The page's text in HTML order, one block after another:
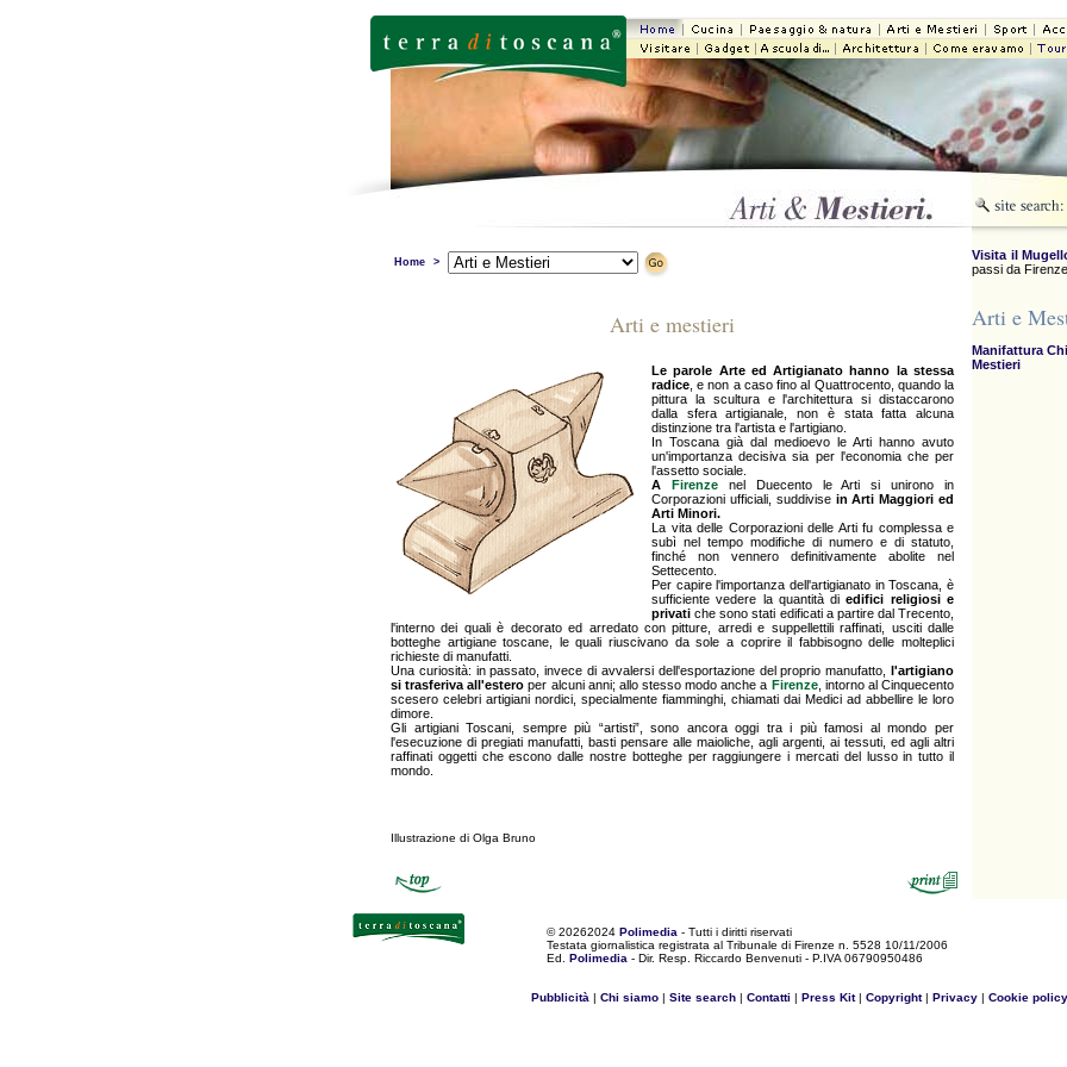
Home >
Visita il
passi da
Arti e
Manifattura
Mestieri
Arti e mestieri
Le parole Arte ed Artigianato hanno la stessa
radice , e non a caso fino al Quattrocento, quando la
pittura la scultura e l'architettura si distaccarono
dalla sfera artigianale, non è stata fatta alcuna
distinzione tra l'artista e l'artigiano.
In Toscana già dal medioevo le Arti hanno avuto
un'importanza decisiva sia per l'economia che per
l'assetto sociale.
A Firenzenel Duecento le Arti si unirono in
Corporazioni ufficiali, suddivise in Arti Maggiori ed
Arti Minori.
La vita delle Corporazioni delle Arti fu complessa e
subì nel tempo modifiche di numero e di statuto,
finché non vennero definitivamente abolite nel
Settecento.
Per capire l'importanza dell'artigianato in Toscana, è
sufficiente vedere la quantità diedifici religiosi e
privati che sono stati edificati a partire dal Trecento,
l'interno dei quali è decorato ed arredato con pitture, arredi e suppellettili raffinati, usciti dalle
botteghe artigiane toscane, le quali riuscivano da sole a coprire il fabbisogno delle molteplici
richieste di manufatti.
Una curiosità: in passato, invece di avvalersi dell'esportazione del proprio manufatto, l'artigiano
si trasferiva all'estero per alcuni anni; allo stesso modo anche a Firenze, intorno al Cinquecento
scesero celebri artigiani nordici, specialmente fiamminghi, chiamati dai Medici ad abbellire le loro
dimore.
Gli artigiani Toscani, sempre più “artisti”, sono ancora oggi tra i più famosi al mondo per
l'esecuzione di pregiati manufatti, basti pensare alle maioliche, agli argenti, ai tessuti, ed agli altri
raffinati oggetti che escono dalle nostre botteghe per raggiungere i mercati del lusso in tutto il
mondo.
Illustrazione di Olga Bruno
©20262024 Polimedia - Tutti i diritti riservati
Testata giornalistica registrata al Tribunale di Firenze n. 5528 10/11/2006
Ed. Polimedia - Dir. Resp. Riccardo Benvenuti - P.IVA 06790950486
Pubblicità | Chi siamo | Site search | Contatti | Press Kit| Copyright| Privacy | Cookie policy